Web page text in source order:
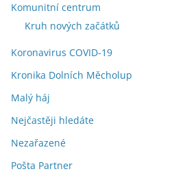
Komunitní centrum
Kruh nových začátků
Koronavirus COVID-19
Kronika Dolních Měcholup
Malý háj
Nejčastěji hledáte
Nezařazené
Pošta Partner